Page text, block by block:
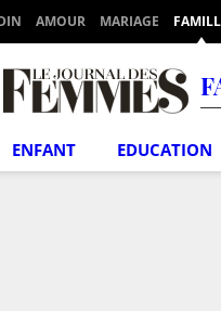
AMOUR MARIAGE
ENFANT EDUCATION